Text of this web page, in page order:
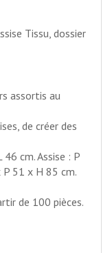
Tissu, dossier
assortis au
de créer des
cm. Assise : P
51 x H 85 cm.
de 100 pièces.